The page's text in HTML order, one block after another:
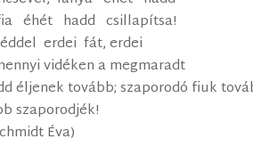
éhét hadd csillapítsa!
erdei fát, erdei
vidéken a megmaradt
éljenek tovább; szaporodó fiuk
szaporodjék!
Éva)